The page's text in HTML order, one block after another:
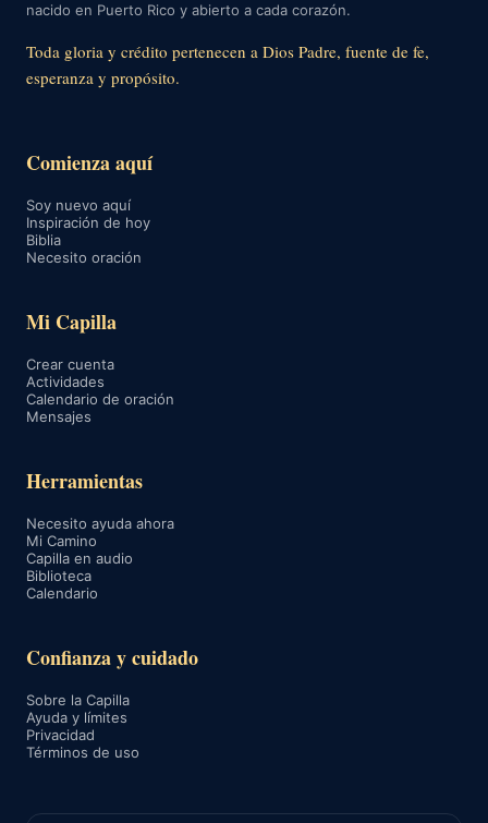
nacido en Puerto Rico y abierto a cada corazón.
Toda gloria y crédito pertenecen a Dios Padre, fuente de fe,
esperanza y propósito.
Comienza aquí
Soy nuevo aquí
Inspiración de hoy
Biblia
Necesito oración
Mi Capilla
Crear cuenta
Actividades
Calendario de oración
Mensajes
Herramientas
Necesito ayuda ahora
Mi Camino
Capilla en audio
Biblioteca
Calendario
Confianza y cuidado
Sobre la Capilla
Ayuda y límites
Privacidad
Términos de uso